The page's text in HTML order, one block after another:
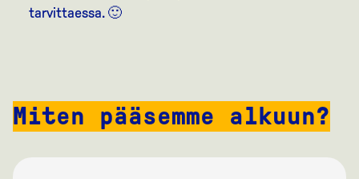
tarvittaessa. 🙂
Miten pääsemme alkuun?